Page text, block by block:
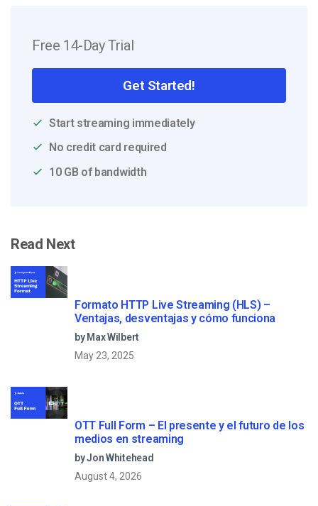
Free 14-Day Trial
Get Started!
Start streaming immediately
No credit card required
10 GB of bandwidth
Read Next
Formato HTTP Live Streaming (HLS) –
Ventajas, desventajas y cómo funciona
by Max Wilbert
May 23, 2025
OTT Full Form – El presente y el futuro de los
medios en streaming
by Jon Whitehead
August 4, 2026